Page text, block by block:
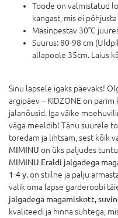
Toode on valmistatud
kangast, mis ei
Masinpestav 30°C
Suurus: 80-98 cm
allapoole 35cm. Laius
Sinu lapsele igaks päevaks!
argipäev – KIDZONE on
jalanõusid. Iga väike
väga meeldib! Tänu suurele
toredam ja lihtsam, sest kõik
MIMINU on üks paljudes
MIMINU Eraldi jalgadega
1-4 y.on stiilne ja palju
valik oma lapse garderoobi
jalgadega magamiskott,
kvaliteedi ja hinna suhtega,